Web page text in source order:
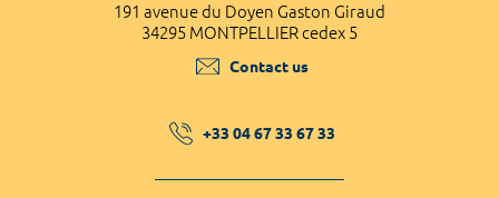
191 avenue du Doyen Gaston Giraud
34295 MONTPELLIER cedex 5
Contact us
+33 04 67 33 67 33